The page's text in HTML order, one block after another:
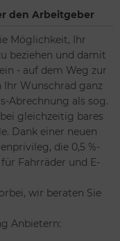
den Arbeitgeber
Möglichkeit, Ihr
beziehen und damit
- auf dem Weg zur
Ihr Wunschrad ganz
Abrechnung als sog.
gleichzeitig bares
Dank einer neuen
die 0,5 %-
Fahrräder und E-
wir beraten Sie
Anbietern: